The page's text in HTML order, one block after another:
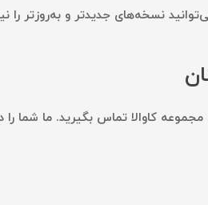
نسخه‌های جدیدتر و به‌روزتر را
کاوالا تماس بگیرید. ما شما